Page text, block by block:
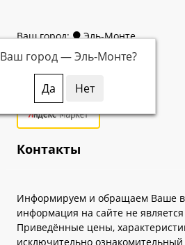
Ваш город: Эль-Монте
Ваш город —Эль-Монте?
Контакты
Информируем и обращаем Ваше
информация на сайте не
Приведённые цены,
исключительно ознакомительный